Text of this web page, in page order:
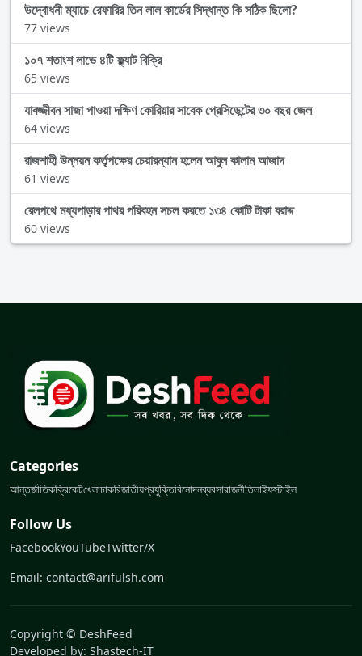
উদ্বোধনী ম্যাচে রেফারির তিন লাল কার্ডের সিদ্ধান্ত কি সঠিক ছিলো?
77 views
১০৭ শতাংশ লাভে ৪টি ফ্ল্যাট বিক্রি
65 views
যাবজ্জীবন সাজা পাওয়া দক্ষিণ কোরিয়ার সাবেক প্রেসিডেন্টের ৩০ বছর জেল
64 views
রাজশাহী উন্নয়ন কর্তৃপক্ষের চেয়ারম্যান হলেন আবুল কালাম আজাদ
61 views
রেলপথে মধ্যপাড়ার পাথর পরিবহন সচল করতে ১৩৪ কোটি টাকা বরাদ্দ
60 views
Categories
আন্তর্জাতিকক্রিকেটখেলাচাকরিজাতীয়প্রযুক্তিবিনোদনব্যবসারাজনীতিলাইফস্টাইল
Follow Us
FacebookYouTubeTwitter/X
Email: contact@arifulsh.com
Copyright © DeshFeed
Developed by: Shastech-IT